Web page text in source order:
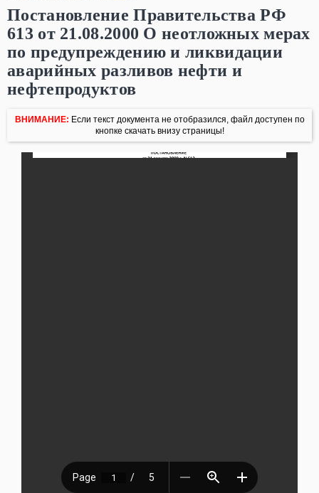
Постановление Правительства РФ
613 от 21.08.2000 О неотложных мерах
по предупреждению и ликвидации
аварийных разливов нефти и
нефтепродуктов
ВНИМАНИЕ: Если текст документа не отобразился, файл доступен по
кнопке скачать внизу страницы!